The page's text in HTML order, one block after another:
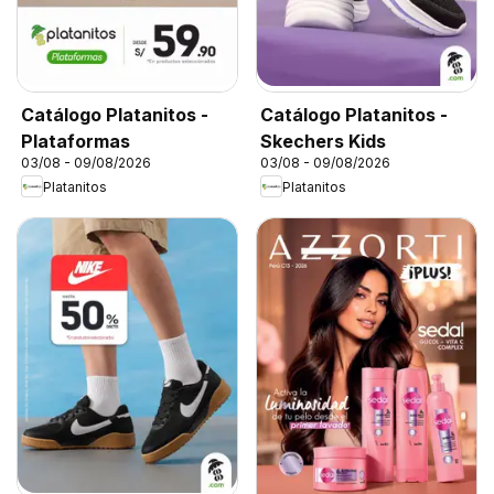
Catálogo Platanitos -
Plataformas
03/08 - 09/08/2026
Platanitos
Catálogo Platanitos -
Skechers Kids
03/08 - 09/08/2026
Platanitos